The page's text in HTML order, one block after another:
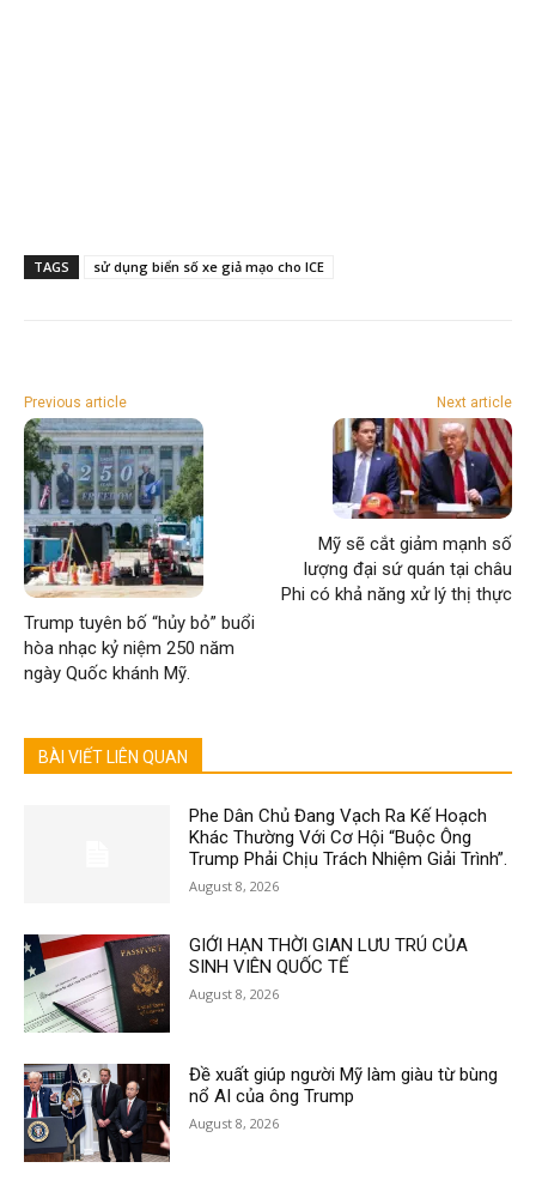
TAGS sử dụng biển số xe giả mạo cho ICE
Previous article
Trump tuyên bố “hủy bỏ” buổi
hòa nhạc kỷ niệm 250 năm
ngày Quốc khánh Mỹ.
Next article
Mỹ sẽ cắt giảm mạnh số
lượng đại sứ quán tại châu
Phi có khả năng xử lý thị thực
BÀI VIẾT LIÊN QUAN
Phe Dân Chủ Đang Vạch Ra Kế Hoạch
Khác Thường Với Cơ Hội “Buộc Ông
Trump Phải Chịu Trách Nhiệm Giải Trình”.
August 8, 2026
GIỚI HẠN THỜI GIAN LƯU TRÚ CỦA
SINH VIÊN QUỐC TẾ
August 8, 2026
Đề xuất giúp người Mỹ làm giàu từ bùng
nổ AI của ông Trump
August 8, 2026